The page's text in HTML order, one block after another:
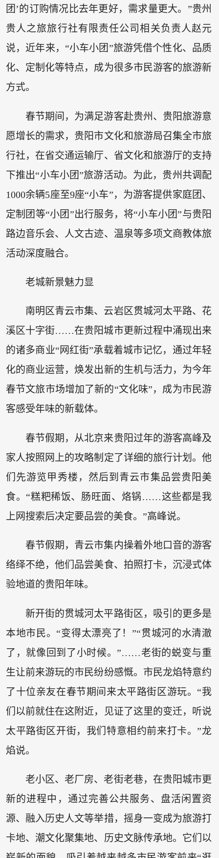
团’的订购情况比去年更好，需求量更大。”贵州
贵人之旅旅行社有限责任公司相关负责人赵元
说，近年来，“小车小团”旅游凭借个性化、品质
化、定制化等特点，成为很多市民游客的旅游新
方式。
春节期间，为满足游客赴贵州、贵阳旅游意
愿增长的需求，贵阳市文化和旅游局召集全市旅
行社，在省交通运输厅、省文化和旅游厅的支持
下推出“小车小团”旅游活动。为此，贵州共调配
1000余辆5座至9座“小车”，为游客提供家庭团、
定制团等“小团”出行服务，将“小车小团”与贵阳
路边音乐会、人文古迹、温泉等多项文商教体旅
活动深度融合。
老城新景魅力显
南明区青云市集、云岩区贯城河太平路、花
溪区十字街……在贵阳城市更新过程中涌现出来
的诸多商业“网红街”承载着城市记忆，通过年轻
化的商业运营，焕发出新的生机与活力，为今年
春节文旅市场增加了新的“文化味”，成为市民游
客感受年味的新载体。
春节假期，从北京来贵阳过年的游客高峰及
家人按照网上的攻略制定了详细的旅行计划。他
们先游览甲秀楼，然后到青云市集品尝贵阳美
食。“糕粑稀饭、肠旺面、烙锅……这些都是我
上网搜索后决定要品尝的美食。”高峰说。
春节假期，青云市集内操着外地口音的游客
络绎不绝，他们品尝美食、拍照打卡，沉浸式体
验地道的贵阳年味。
新开街的贯城河太平路街区，吸引的更多是
本地市民。“变得太漂亮了！”“贯城河的水清澈
了，就像回到了小时候。”……老街的蜕变与重
生让前来游玩的市民纷纷感慨。市民龙焰特意约
了十位亲友在春节期间来太平路街区游玩。“我
们以前就住在这附近，见证了这里的变迁，听说
太平路街区开街，我们特意相约前来打卡。”龙
焰说。
老小区、老厂房、老街老巷，在贵阳城市更
新的进程中，通过完善公共服务、盘活闲置资
源、融入历史人文等举措，摇身一变成为旅游打
卡地、潮文化聚集地、历史文脉传承地。它们以